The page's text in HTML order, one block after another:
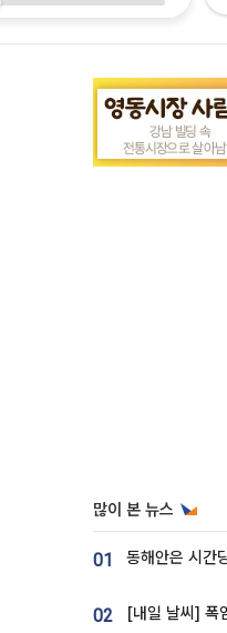
많이 본 뉴스
01
02